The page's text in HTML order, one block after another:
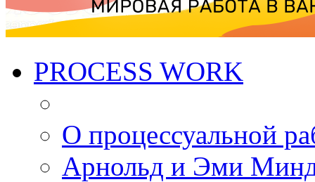
PROCESS WORK
О процессуальной
Арнольд и Эми